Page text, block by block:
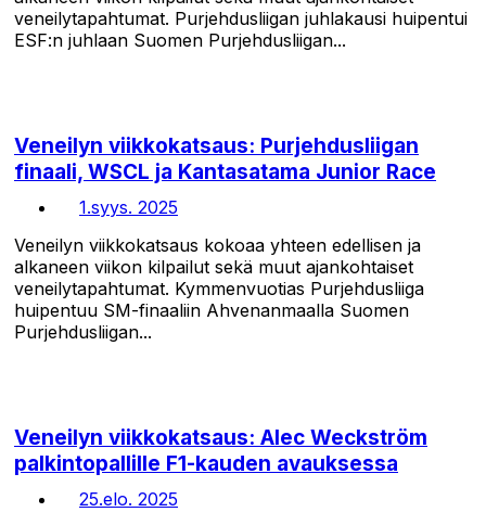
veneilytapahtumat. Purjehdusliigan juhlakausi huipentui
ESF:n juhlaan Suomen Purjehdusliigan...
Veneilyn viikkokatsaus: Purjehdusliigan
finaali, WSCL ja Kantasatama Junior Race
1.syys. 2025
Veneilyn viikkokatsaus kokoaa yhteen edellisen ja
alkaneen viikon kilpailut sekä muut ajankohtaiset
veneilytapahtumat. Kymmenvuotias Purjehdusliiga
huipentuu SM-finaaliin Ahvenanmaalla Suomen
Purjehdusliigan...
Veneilyn viikkokatsaus: Alec Weckström
palkintopallille F1-kauden avauksessa
25.elo. 2025